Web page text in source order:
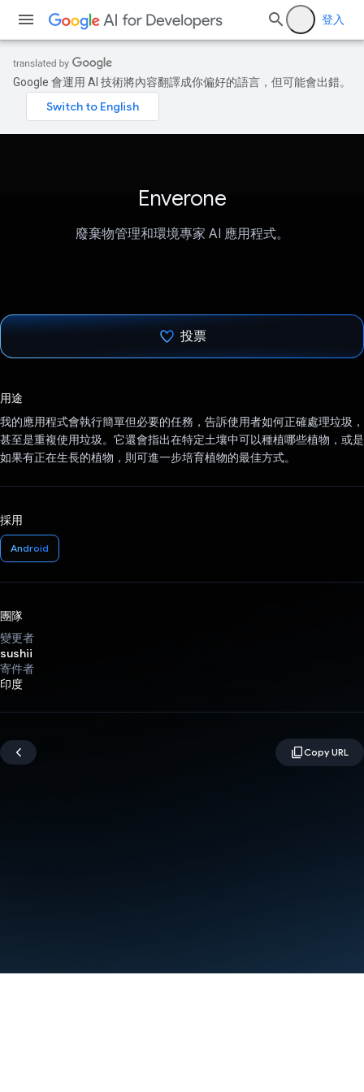
登入
Google 會運用 AI 技術將內容翻譯成你偏好的語言，但可能會出錯。
Enverone
廢棄物管理和環境專家 AI 應用程式。
投票
用途
我的應用程式會執行簡單但必要的任務，告訴使用者如何正確處理垃圾，
甚至是重複使用垃圾。它還會指出在特定土壤中可以種植哪些植物，或是
如果有正在生長的植物，則可進一步培育植物的最佳方式。
採用
Android
團隊
變更者
sushii
寄件者
印度